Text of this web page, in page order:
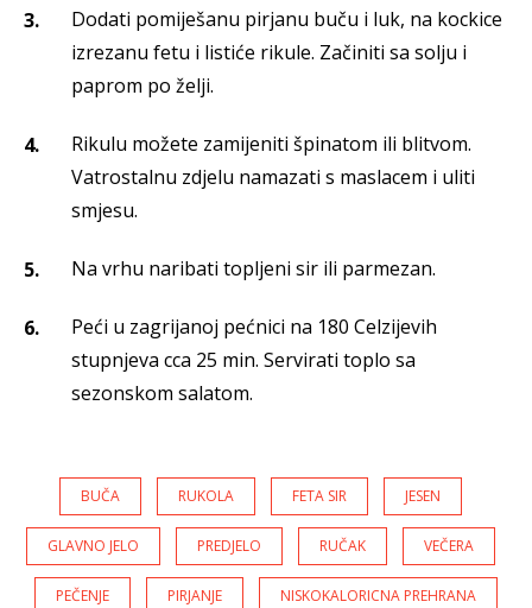
Dodati pomiješanu pirjanu buču i luk, na kockice
izrezanu fetu i listiće rikule. Začiniti sa solju i
paprom po želji.
Rikulu možete zamijeniti špinatom ili blitvom.
Vatrostalnu zdjelu namazati s maslacem i uliti
smjesu.
Na vrhu naribati topljeni sir ili parmezan.
Peći u zagrijanoj pećnici na 180 Celzijevih
stupnjeva cca 25 min. Servirati toplo sa
sezonskom salatom.
BUČA RUKOLA FETA SIR JESEN
GLAVNO JELO PREDJELO RUČAK VEČERA
PEČENJE PIRJANJE NISKOKALORICNA PREHRANA